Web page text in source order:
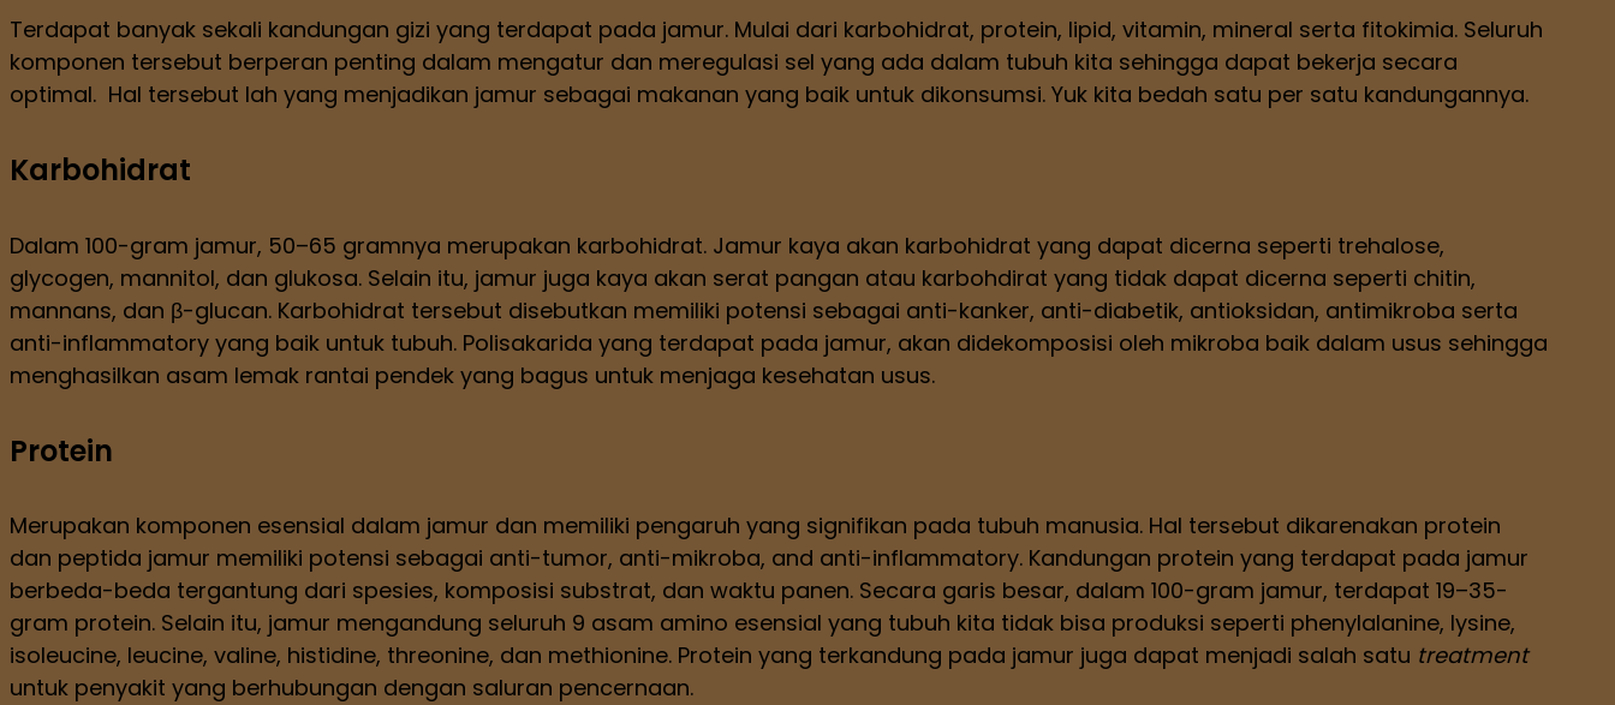
Terdapat banyak sekali kandungan gizi yang terdapat pada jamur. Mulai dari karbohidrat, protein, lipid, vitamin, mineral serta fitokimia. Seluruh
komponen tersebut berperan penting dalam mengatur dan meregulasi sel yang ada dalam tubuh kita sehingga dapat bekerja secara
optimal. Hal tersebut lah yang menjadikan jamur sebagai makanan yang baik untuk dikonsumsi. Yuk kita bedah satu per satu kandungannya.
Karbohidrat
Dalam 100-gram jamur, 50–65 gramnya merupakan karbohidrat. Jamur kaya akan karbohidrat yang dapat dicerna seperti trehalose,
glycogen, mannitol, dan glukosa. Selain itu, jamur juga kaya akan serat pangan atau karbohdirat yang tidak dapat dicerna seperti chitin,
mannans, dan β-glucan. Karbohidrat tersebut disebutkan memiliki potensi sebagai anti-kanker, anti-diabetik, antioksidan, antimikroba serta
anti-inflammatory yang baik untuk tubuh. Polisakarida yang terdapat pada jamur, akan didekomposisi oleh mikroba baik dalam usus sehingga
menghasilkan asam lemak rantai pendek yang bagus untuk menjaga kesehatan usus.
Protein
Merupakan komponen esensial dalam jamur dan memiliki pengaruh yang signifikan pada tubuh manusia. Hal tersebut dikarenakan protein
dan peptida jamur memiliki potensi sebagai anti-tumor, anti-mikroba, and anti-inflammatory. Kandungan protein yang terdapat pada jamur
berbeda-beda tergantung dari spesies, komposisi substrat, dan waktu panen. Secara garis besar, dalam 100-gram jamur, terdapat 19–35-
gram protein. Selain itu, jamur mengandung seluruh 9 asam amino esensial yang tubuh kita tidak bisa produksi seperti phenylalanine, lysine,
isoleucine, leucine, valine, histidine, threonine, dan methionine. Protein yang terkandung pada jamur juga dapat menjadi salah satu treatment
untuk penyakit yang berhubungan dengan saluran pencernaan.